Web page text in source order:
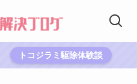
トコジラミ駆除体験談